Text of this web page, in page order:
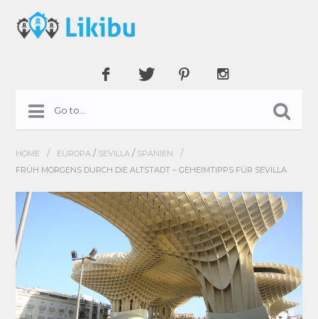
HOME / EUROPA / SEVILLA / SPANIEN /
FRÜH MORGENS DURCH DIE ALTSTADT – GEHEIMTIPPS FÜR SEVILLA